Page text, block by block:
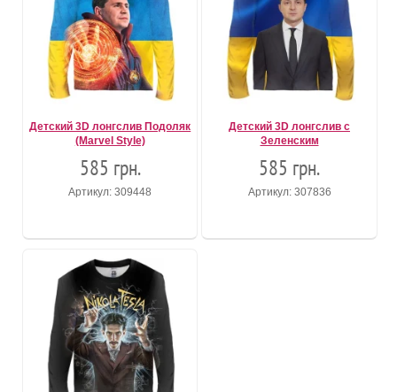
Детский 3D лонгслив Подоляк
(Marvel Style)
585 грн.
Артикул: 309448
Детский 3D лонгслив с
Зеленским
585 грн.
Артикул: 307836